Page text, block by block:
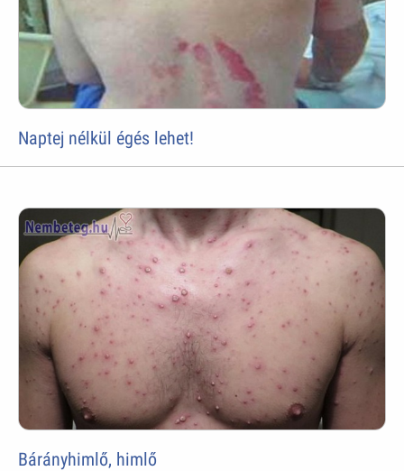
Naptej nélkül égés lehet!
Bárányhimlő, himlő